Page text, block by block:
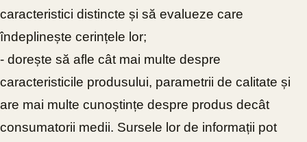
caracteristici distincte și să evalueze care
îndeplinește cerințele lor;
- dorește să afle cât mai multe despre
caracteristicile produsului, parametrii de calitate și
are mai multe cunoștințe despre produs decât
consumatorii medii. Sursele lor de informații pot